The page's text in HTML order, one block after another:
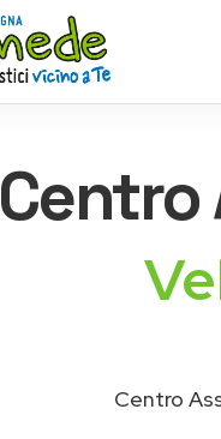
Centro
Centro